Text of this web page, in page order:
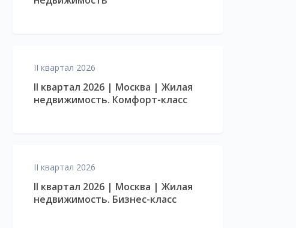
II квартал 2026
II квартал 2026 | Москва | Жилая
недвижимость. Комфорт-класс
II квартал 2026
II квартал 2026 | Москва | Жилая
недвижимость. Бизнес-класс